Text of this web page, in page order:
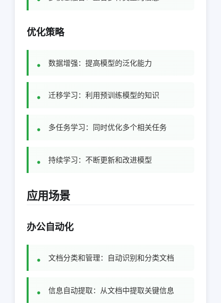
优化策略
数据增强：提高模型的泛化能力
迁移学习：利用预训练模型的知识
多任务学习：同时优化多个相关任务
持续学习：不断更新和改进模型
应用场景
办公自动化
文档分类和管理：自动识别和分类文档
信息自动提取：从文档中提取关键信息